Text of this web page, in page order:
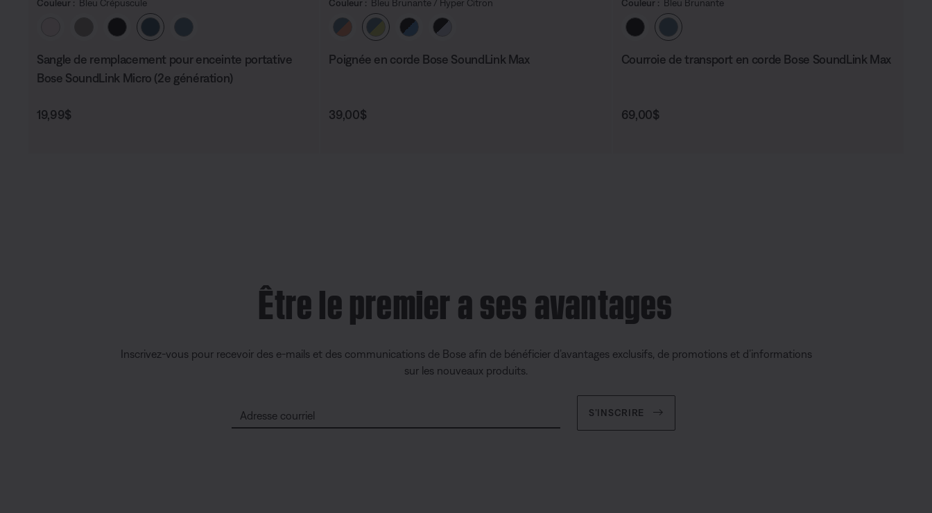
Couleur : Bleu Crépuscule
Choisissez la couleur
Sangle de remplacement pour enceinte portative
Bose SoundLink Micro (2e génération)
Prix :
19,99$
Couleur : Bleu Brunante / Hyper Citron
Choisissez la couleur
Poignée en corde Bose SoundLink Max
Prix :
39,00$
Couleur : Bleu Brunante
Choisissez la couleur
Courroie de transport en corde Bose SoundLink Max
Prix :
69,00$
Être le premier a ses avantages
Inscrivez-vous pour recevoir des e-mails et des communications de Bose afin de bénéficier d’avantages exclusifs, de promotions et d’informations
sur les nouveaux produits.
Adresse courriel S’INSCRIRE